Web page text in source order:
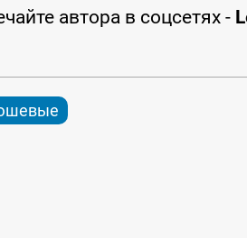
автора в соцсетях -